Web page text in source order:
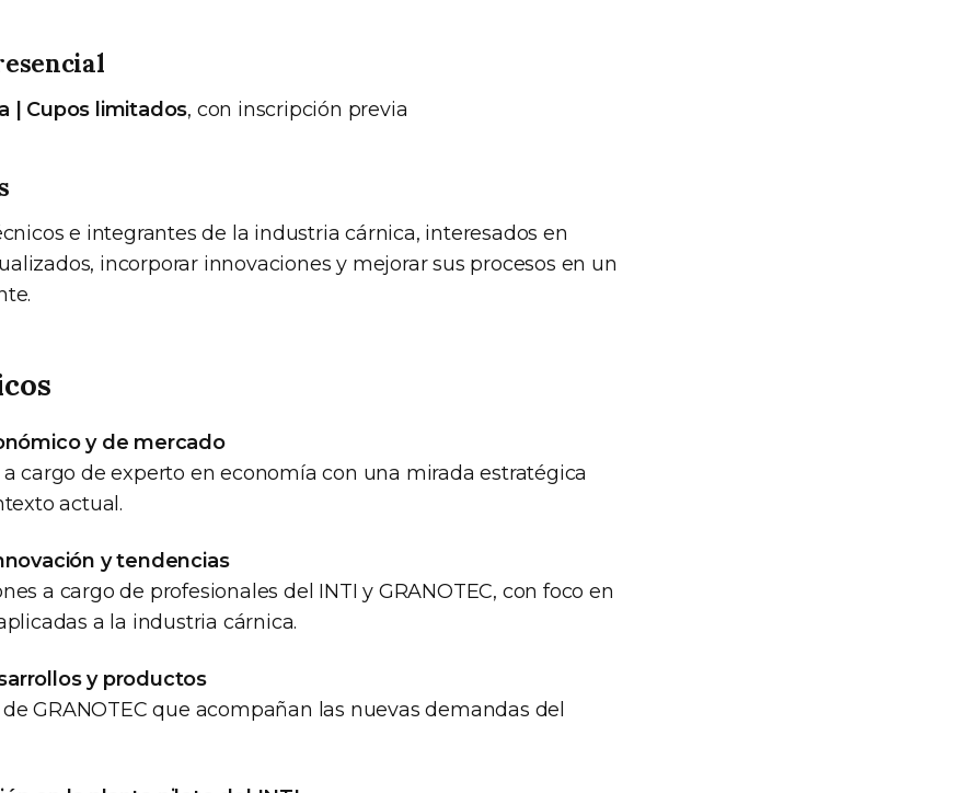
| Cupos limitados, con inscripción previa
e integrantes de la industria cárnica, interesados en
incorporar innovaciones y mejorar sus procesos en un
y de mercado
cargo de experto en economía con una mirada estratégica
actual.
y tendencias
a cargo de profesionales del INTI y GRANOTEC, con foco en
a la industria cárnica.
y productos
GRANOTEC que acompañan las nuevas demandas del